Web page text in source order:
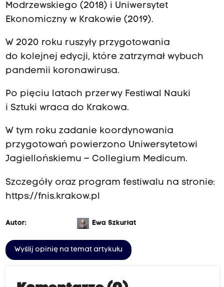
Modrzewskiego (2018) i Uniwersytet
Ekonomiczny w Krakowie (2019).
W 2020 roku ruszyły przygotowania
do kolejnej edycji, które zatrzymał wybuch
pandemii koronawirusa.
Po pięciu latach przerwy Festiwal Nauki
i Sztuki wraca do Krakowa.
W tym roku zadanie koordynowania
przygotowań powierzono Uniwersytetowi
Jagiellońskiemu – Collegium Medicum.
Szczegóły oraz program festiwalu na stronie:
https://fnis.krakow.pl
Autor: Ewa Szkurłat
Wyślij opinię na temat artykułu